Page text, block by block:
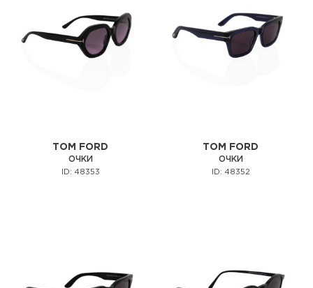
TOM FORD
ОЧКИ
ID: 48353
TOM FORD
ОЧКИ
ID: 48352